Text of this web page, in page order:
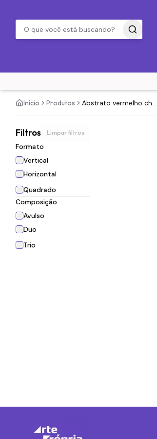
Início Produtos Abstrato vermelho ch...
Filtros Limpar filtros
Formato
Vertical
Horizontal
Quadrado
Composição
Avulso
Duo
Trio